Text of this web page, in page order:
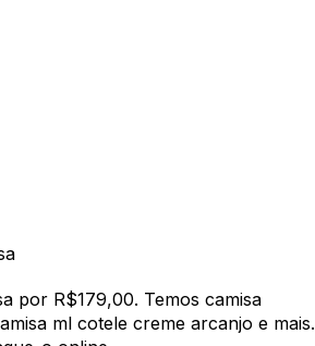
por R$179,00. Temos camisa
ml cotele creme arcanjo e mais.